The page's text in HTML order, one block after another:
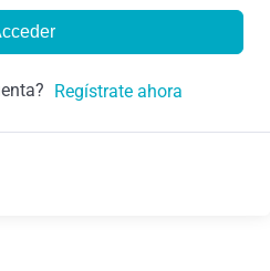
Regístrate ahora